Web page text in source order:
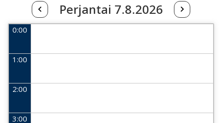
Perjantai 7.8.2026
0:00
1:00
2:00
3:00